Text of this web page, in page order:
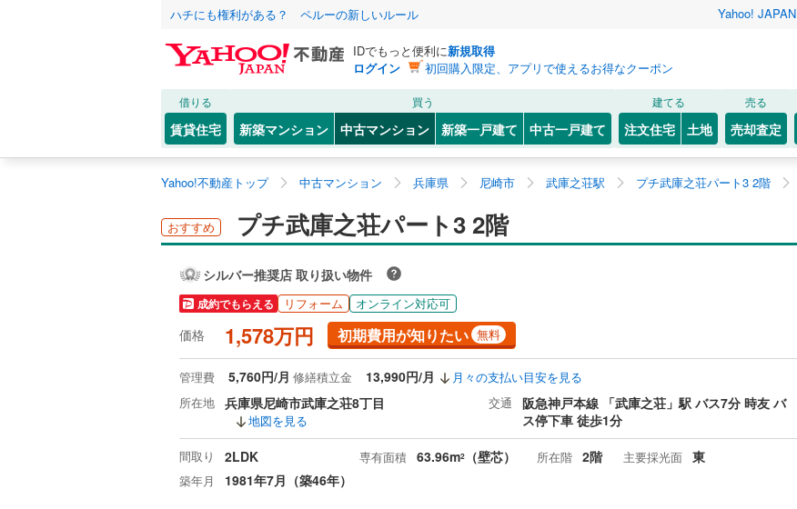
ハチにも権利がある？ ペルーの新しいルール Yahoo! JAPAN
IDでもっと便利に新規取得
ログイン
初回購入限定、アプリで使えるお得なクーポン
借りる
賃貸住宅
買う
新築マンション 中古マンション 新築一戸建て 中古一戸建て
建てる
注文住宅 土地
売る
売却査定
Yahoo!不動産トップ 中古マンション 兵庫県 尼崎市 武庫之荘駅 プチ武庫之荘パート3 2階
おすすめ プチ武庫之荘パート3 2階
シルバー推奨店 取り扱い物件
成約でもらえる リフォーム オンライン対応可
価格 1,578万円 初期費用が知りたい 無料
管理費 5,760円/月 修繕積立金 13,990円/月
月々の支払い目安を見る
所在地 兵庫県尼崎市武庫之荘8丁目
地図を見る
交通
阪急神戸本線 「武庫之荘」駅 バス7分 時友 バ
ス停下車 徒歩1分
間取り 2LDK 専有面積 63.96m2 （壁芯） 所在階 2階 主要採光面 東
築年月 1981年7月（築46年）